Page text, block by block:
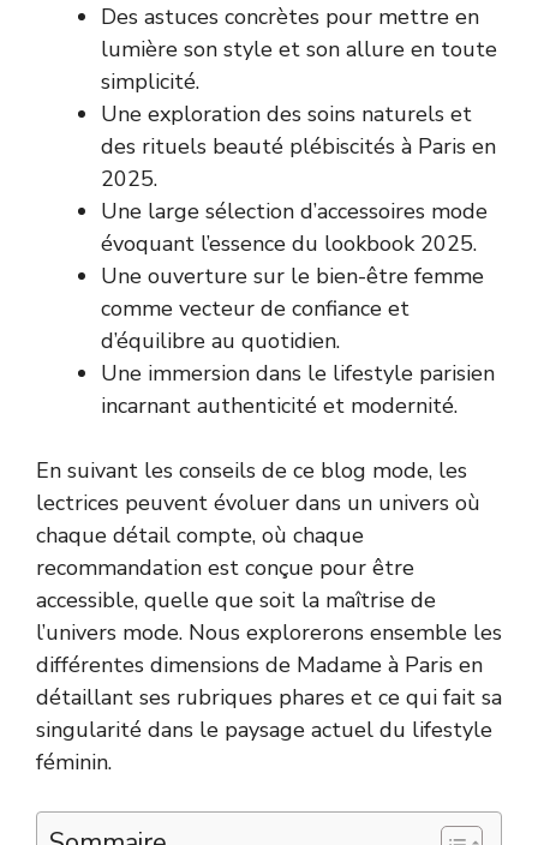
Des astuces concrètes pour mettre en
lumière son style et son allure en toute
simplicité.
Une exploration des soins naturels et
des rituels beauté plébiscités à Paris en
2025.
Une large sélection d’accessoires mode
évoquant l’essence du lookbook 2025.
Une ouverture sur le bien-être femme
comme vecteur de confiance et
d’équilibre au quotidien.
Une immersion dans le lifestyle parisien
incarnant authenticité et modernité.
En suivant les conseils de ce blog mode, les
lectrices peuvent évoluer dans un univers où
chaque détail compte, où chaque
recommandation est conçue pour être
accessible, quelle que soit la maîtrise de
l’univers mode. Nous explorerons ensemble les
différentes dimensions de Madame à Paris en
détaillant ses rubriques phares et ce qui fait sa
singularité dans le paysage actuel du lifestyle
féminin.